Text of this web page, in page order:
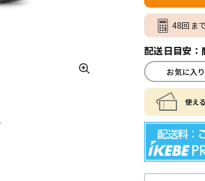
48回ま
配送日目安
お気に入
使え